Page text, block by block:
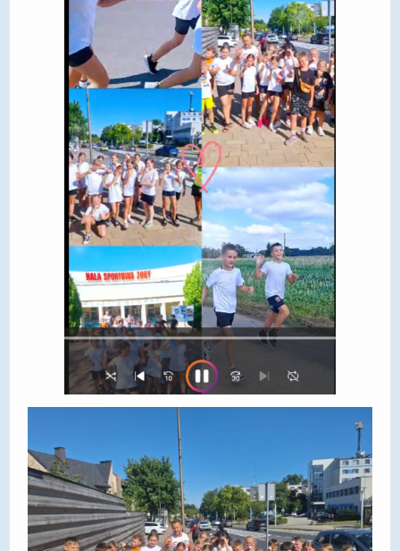
EGZAMIN ÓSMOKLASISTY
STANDARDY OCHRONY MAŁOLETNICH
PROJEKT ,,SZKOŁY Z JAKOŚCIĄ – ROZWÓJ
KSZTAŁCENIA OGÓLNEGO NA TERENIE MIASTA
ŻORY”
REKRUTACJA 2026/2027
mLegitymacja